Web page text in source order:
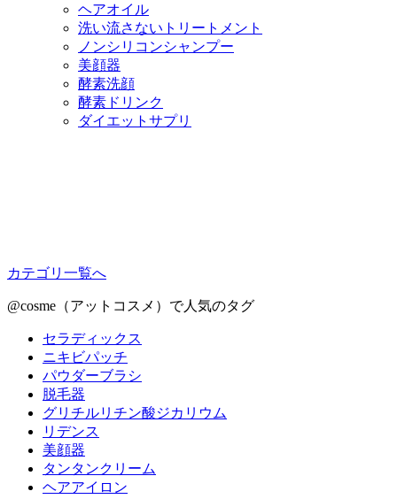
ヘアオイル
洗い流さないトリートメント
ノンシリコンシャンプー
美顔器
酵素洗顔
酵素ドリンク
ダイエットサプリ
カテゴリ一覧へ
@cosme（アットコスメ）で人気のタグ
セラディックス
ニキビパッチ
パウダーブラシ
脱毛器
グリチルリチン酸ジカリウム
リデンス
美顔器
タンタンクリーム
ヘアアイロン